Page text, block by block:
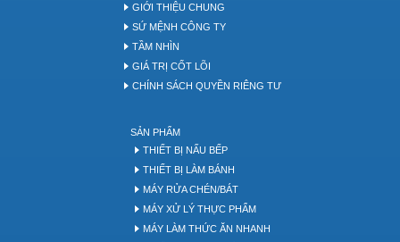
GIỚI THIỆU CHUNG
SỨ MỆNH CÔNG TY
TẦM NHÌN
GIÁ TRỊ CỐT LÕI
CHÍNH SÁCH QUYỀN RIÊNG TƯ
SẢN PHẨM
THIẾT BỊ NẤU BẾP
THIẾT BỊ LÀM BÁNH
MÁY RỬA CHÉN/BÁT
MÁY XỬ LÝ THỰC PHẨM
MÁY LÀM THỨC ĂN NHANH